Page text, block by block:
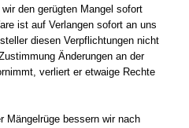
den gerügten Mangel sofort
ist auf Verlangen sofort an uns
diesen Verpflichtungen nicht
Änderungen an der
verliert er etwaige Rechte
Mängelrüge bessern wir nach